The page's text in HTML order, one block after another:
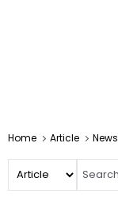
Home Article News